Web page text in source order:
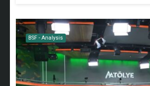
BSF - Analysis